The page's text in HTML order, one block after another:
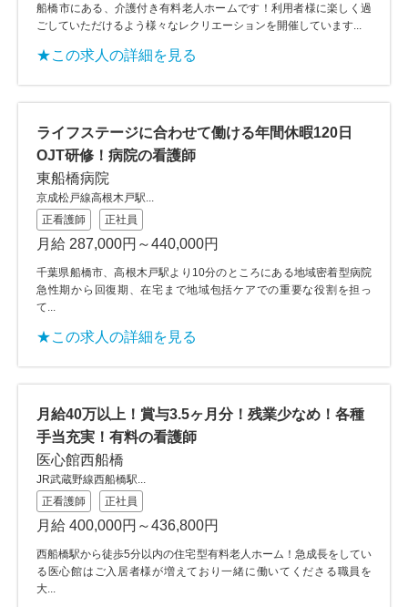
船橋市にある、介護付き有料老人ホームです！利用者様に楽しく過
ごしていただけるよう様々なレクリエーションを開催しています...
★この求人の詳細を見る
ライフステージに合わせて働ける年間休暇120日
OJT研修！病院の看護師
東船橋病院
京成松戸線高根木戸駅...
正看護師
正社員
月給 287,000円～440,000円
千葉県船橋市、高根木戸駅より10分のところにある地域密着型病院
急性期から回復期、在宅まで地域包括ケアでの重要な役割を担っ
て...
★この求人の詳細を見る
月給40万以上！賞与3.5ヶ月分！残業少なめ！各種
手当充実！有料の看護師
医心館西船橋
JR武蔵野線西船橋駅...
正看護師
正社員
月給 400,000円～436,800円
西船橋駅から徒歩5分以内の住宅型有料老人ホーム！急成長をしてい
る医心館はご入居者様が増えており一緒に働いてくださる職員を
大...